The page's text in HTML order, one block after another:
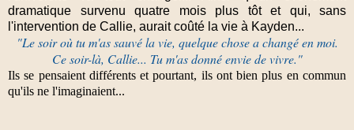
dramatique survenu quatre mois plus tôt et qui, sans
l'intervention de Callie, aurait coûté la vie à Kayden...
"Le soir où tu m'as sauvé la vie, quelque chose a changé en moi.
Ce soir-là, Callie... Tu m'as donné envie de vivre."
Ils se pensaient différents et pourtant, ils ont bien plus en commun
qu'ils ne l'imaginaient...